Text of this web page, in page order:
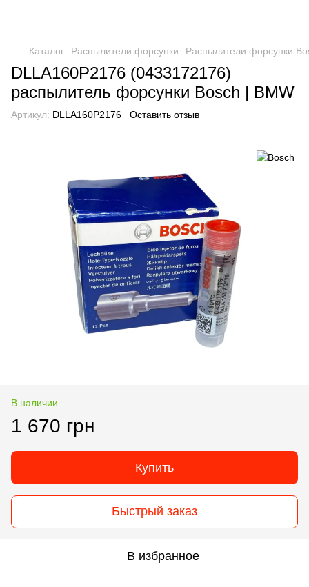
Каталог Распылители форсунки Распылители форсунки
DLLA160P2176 (0433172176)
распылитель форсунки Bosch | BMW
Артикул: DLLA160P2176 Оставить отзыв
В наличии
1 670 грн
Купить
Быстрый заказ
В избранное